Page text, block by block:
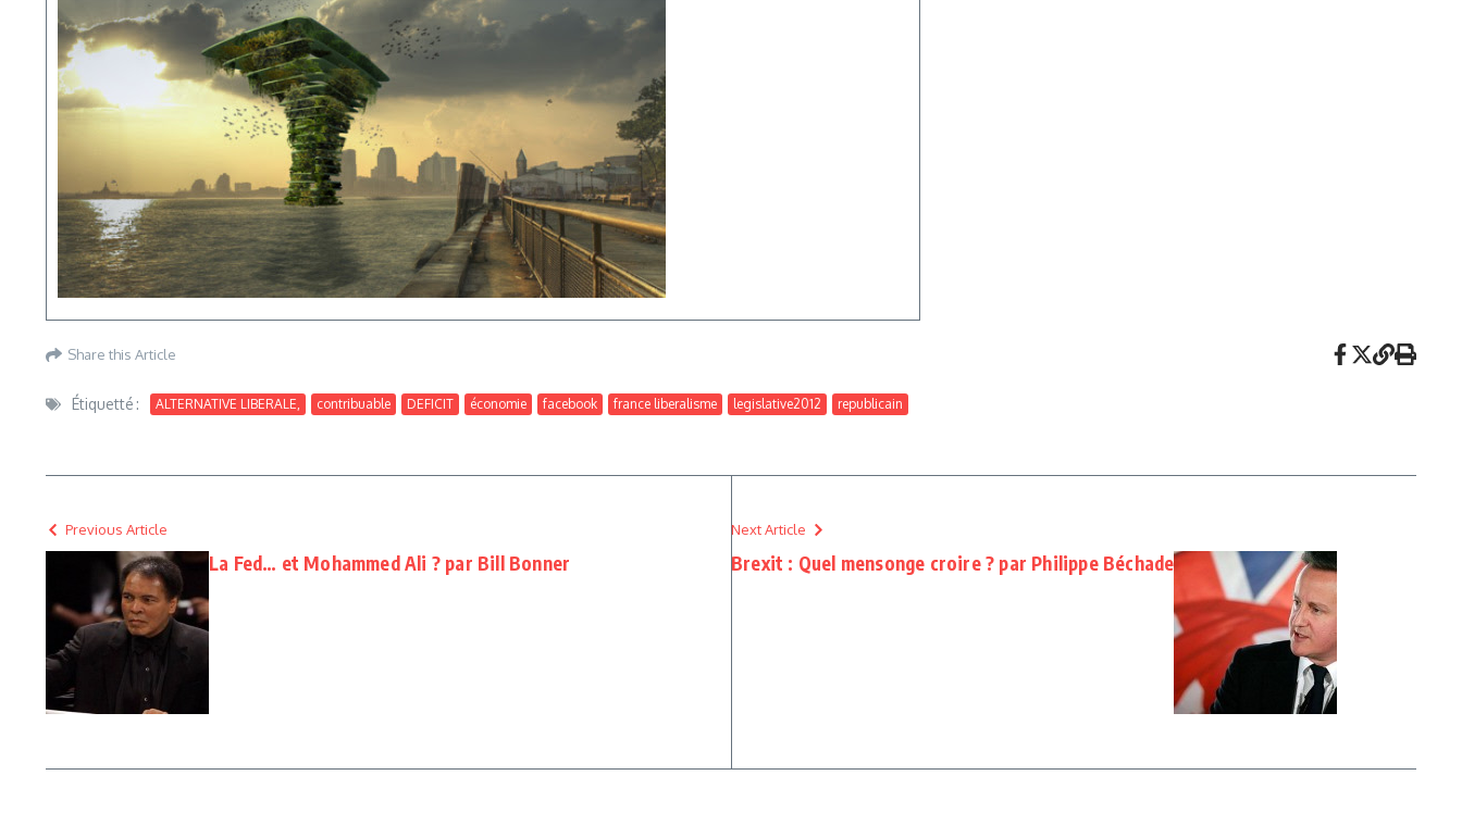
Share this Article
Étiquetté : ALTERNATIVE LIBERALE, contribuable DEFICIT économie facebook france liberalisme legislative2012 republicain
Previous Article
La Fed… et Mohammed Ali ? par Bill Bonner
Next Article
Brexit : Quel mensonge croire ? par Philippe Béchade